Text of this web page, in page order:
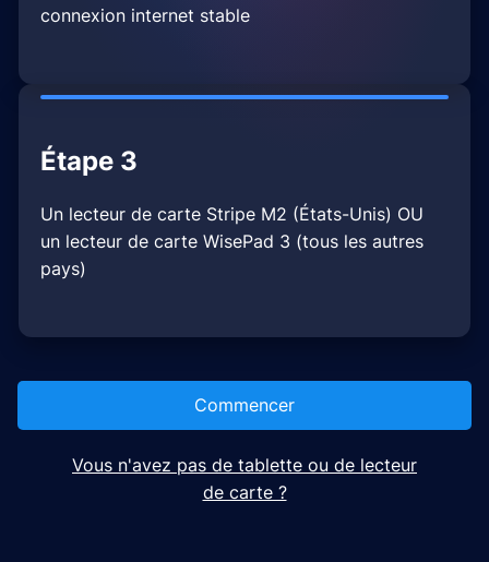
connexion internet stable
Étape 3
Un lecteur de carte Stripe M2 (États-Unis) OU
un lecteur de carte WisePad 3 (tous les autres
pays)
Commencer
Vous n'avez pas de tablette ou de lecteur
de carte ?